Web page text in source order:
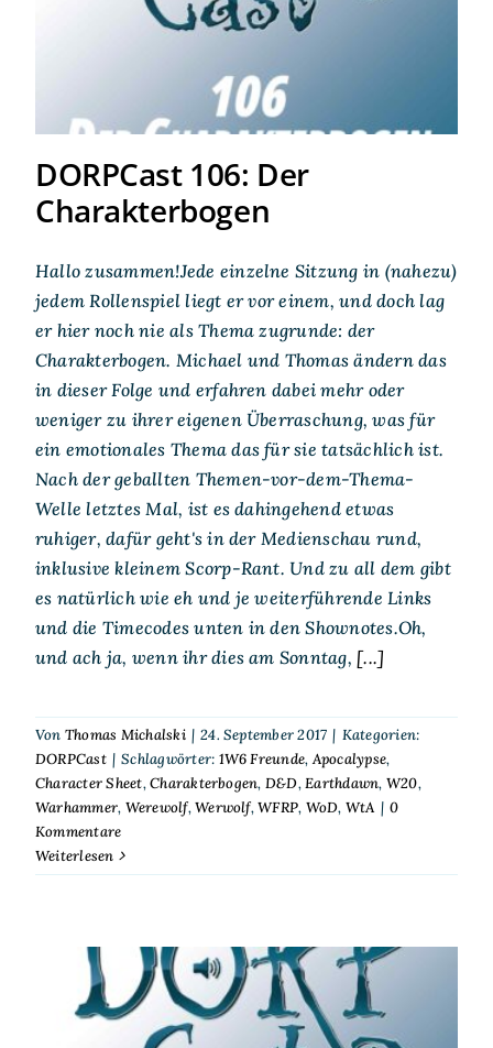
Charakterbogen
DORPCast 106: Der
Charakterbogen
Hallo zusammen!Jede einzelne Sitzung in (nahezu)
jedem Rollenspiel liegt er vor einem, und doch lag
er hier noch nie als Thema zugrunde: der
Charakterbogen. Michael und Thomas ändern das
in dieser Folge und erfahren dabei mehr oder
weniger zu ihrer eigenen Überraschung, was für
ein emotionales Thema das für sie tatsächlich ist.
Nach der geballten Themen-vor-dem-Thema-
Welle letztes Mal, ist es dahingehend etwas
ruhiger, dafür geht's in der Medienschau rund,
inklusive kleinem Scorp-Rant. Und zu all dem gibt
es natürlich wie eh und je weiterführende Links
und die Timecodes unten in den Shownotes.Oh,
und ach ja, wenn ihr dies am Sonntag, [...]
Von Thomas Michalski | 24. September 2017 | Kategorien:
DORPCast | Schlagwörter: 1W6 Freunde,Apocalypse,
Character Sheet,Charakterbogen, D&D,Earthdawn, W20,
Warhammer, Werewolf,Werwolf,WFRP, WoD, WtA | 0
Kommentare
Weiterlesen